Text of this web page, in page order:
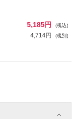
5,185円 (税込)
4,714円 (税別)